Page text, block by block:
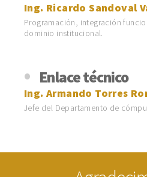
Ing. Ricardo Sandoval
Programación, integración
dominio institucional.
Enlace técnico
Ing. Armando Torres
Jefe del Departamento de